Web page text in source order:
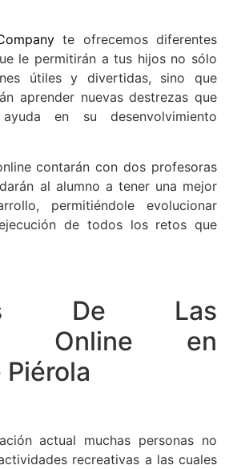
te ofrecemos diferentes
le permitirán a tus hijos no sólo
útiles y divertidas, sino que
aprender nuevas destrezas que
en su desenvolvimiento
contarán con dos profesoras
al alumno a tener una mejor
permitiéndole evolucionar
de todos los retos que
De Las
Online en
actual muchas personas no
recreativas a las cuales